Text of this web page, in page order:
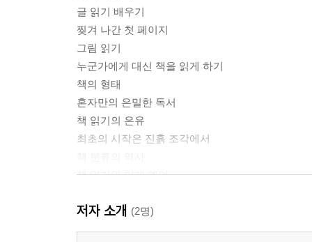
글 읽기 배우기
찢겨 나간 첫 페이지
그림 읽기
누군가에게 대신 책을 읽게 하기
책의 형태
혼자만의 은밀한 독서
책 읽기의 은유
최초의 시작은 진흙 조각에서
책 읽기와 미래 예언
갇힌 공간에서의 책 읽기
책 훔치기
저자 소개 (2명)